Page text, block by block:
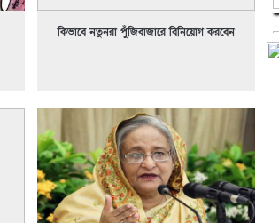
কিভাবে নতুনরা পুঁজিবাজারে বিনিয়োগ করবেন